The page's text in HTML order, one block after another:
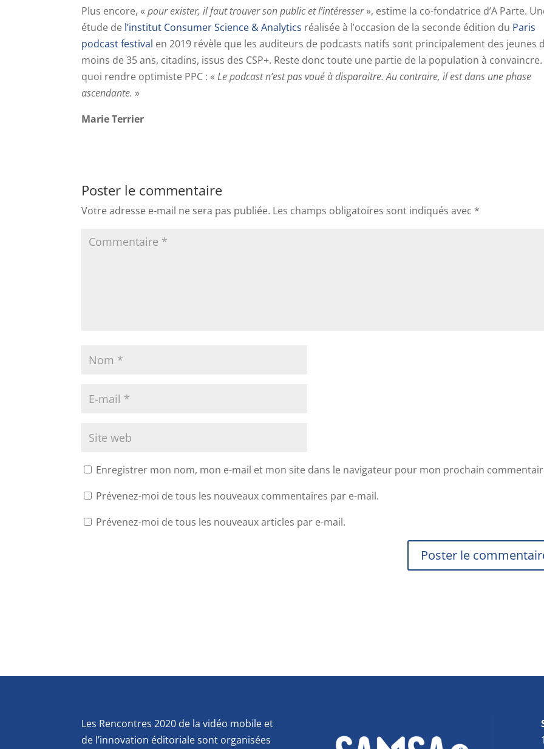
Plus encore, «pour exister, il faut trouver son public et l’intéresser», estime la co-fondatrice d’A Parte.
étude de l’institut Consumer Science & Analytics réalisée à l’occasion de la seconde édition du Paris
podcast festival en 2019 révèle que les auditeurs de podcasts natifs sont principalement des jeunes
moins de 35 ans, citadins, issus des CSP+. Reste donc toute une partie de la population à
quoi rendre optimiste PPC : «Le podcast n’est pas voué à disparaitre. Au contraire, il est dans une phase
ascendante. »
Marie Terrier
Poster le commentaire
Votre adresse e-mail ne sera pas publiée. Les champs obligatoires sont indiqués avec *
Enregistrer mon nom, mon e-mail et mon site dans le navigateur pour mon prochain
Prévenez-moi de tous les nouveaux commentaires par e-mail.
Prévenez-moi de tous les nouveaux articles par e-mail.
Les Rencontres 2020 de la vidéo mobile et
de l’innovation éditoriale sont organisées